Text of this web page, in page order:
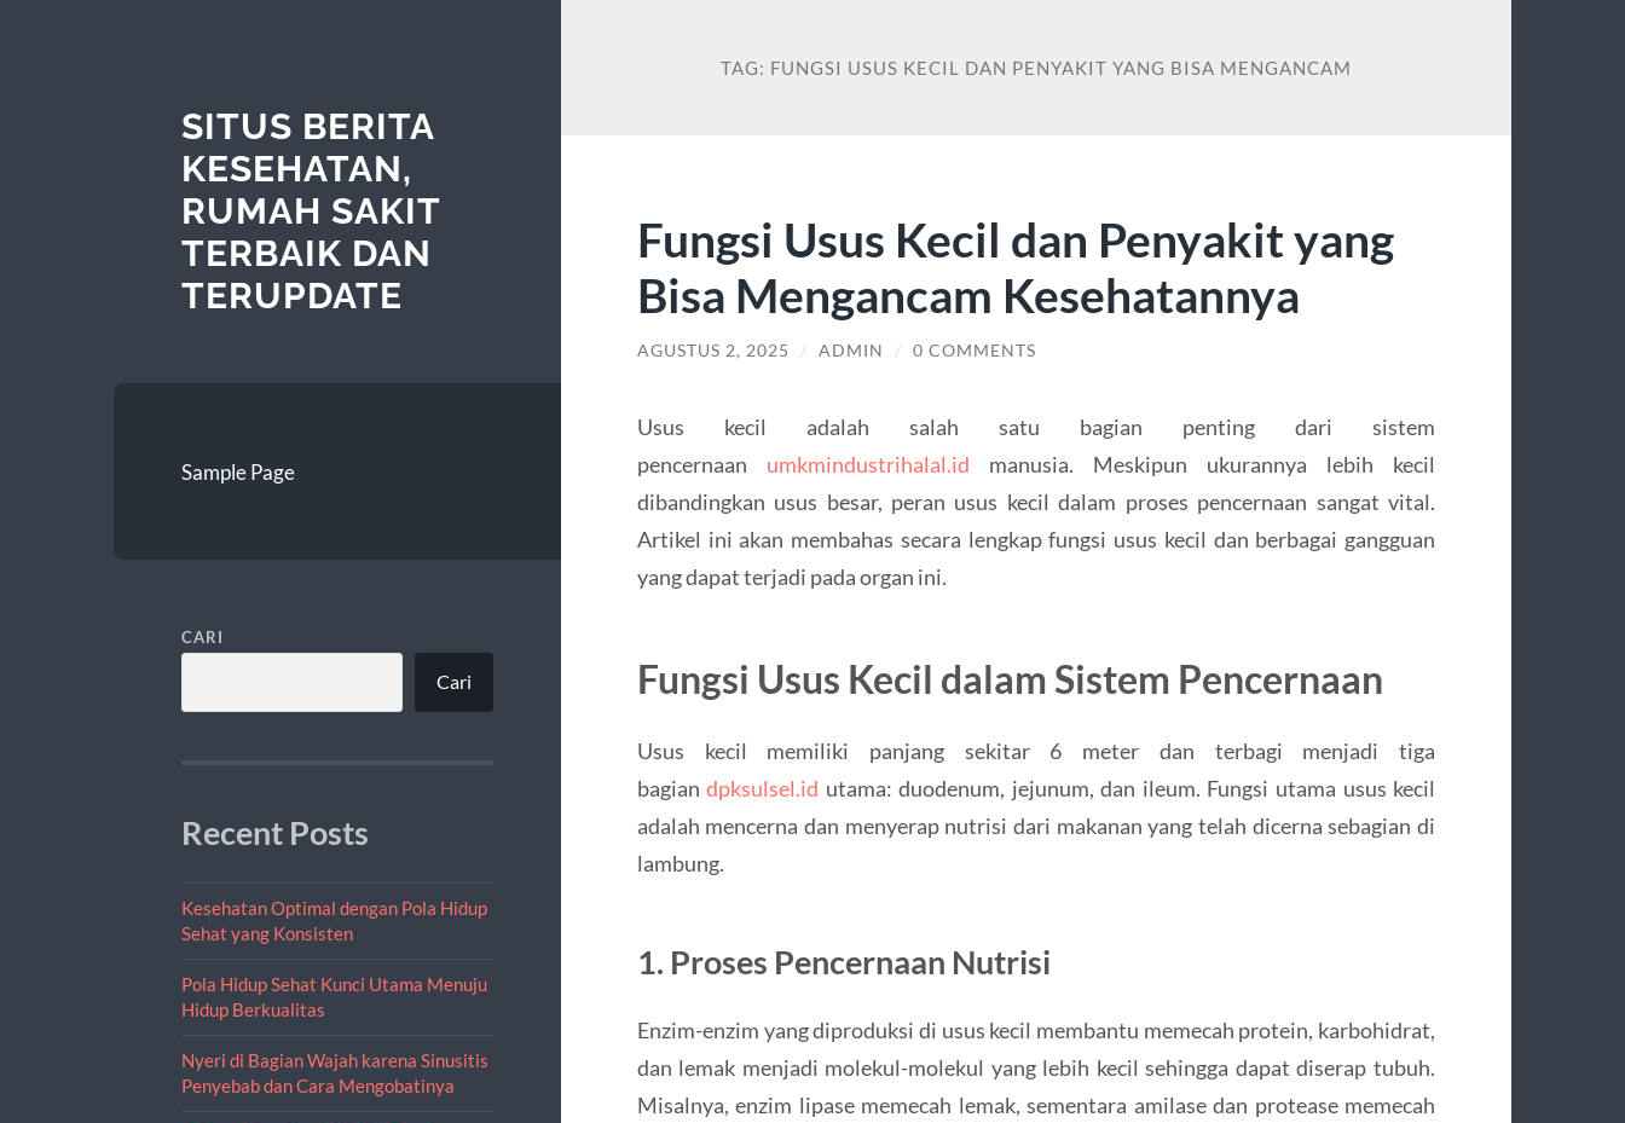
SITUS BERITA
KESEHATAN,
RUMAH SAKIT
TERBAIK DAN
TERUPDATE
Sample Page
CARI
Cari
Recent Posts
Kesehatan Optimal dengan Pola Hidup
Sehat yang Konsisten
Pola Hidup Sehat Kunci Utama Menuju
Hidup Berkualitas
Nyeri di Bagian Wajah karena Sinusitis
Penyebab dan Cara Mengobatinya
TAG: FUNGSI USUS KECIL DAN PENYAKIT YANG BISA MENGANCAM
Fungsi Usus Kecil dan Penyakit yang
Bisa Mengancam Kesehatannya
AGUSTUS 2, 2025 / ADMIN / 0 COMMENTS
Usus kecil adalah salah satu bagian penting dari sistem
pencernaan umkmindustrihalal.id manusia. Meskipun ukurannya lebih kecil
dibandingkan usus besar, peran usus kecil dalam proses pencernaan sangat vital.
Artikel ini akan membahas secara lengkap fungsi usus kecil dan berbagai gangguan
yang dapat terjadi pada organ ini.
Fungsi Usus Kecil dalam Sistem Pencernaan
Usus kecil memiliki panjang sekitar 6 meter dan terbagi menjadi tiga
bagiandpksulsel.id utama: duodenum, jejunum, dan ileum. Fungsi utama usus kecil
adalah mencerna dan menyerap nutrisi dari makanan yang telah dicerna sebagian di
lambung.
1. Proses Pencernaan Nutrisi
Enzim-enzim yang diproduksi di usus kecil membantu memecah protein, karbohidrat,
dan lemak menjadi molekul-molekul yang lebih kecil sehingga dapat diserap tubuh.
Misalnya, enzim lipase memecah lemak, sementara amilase dan protease memecah